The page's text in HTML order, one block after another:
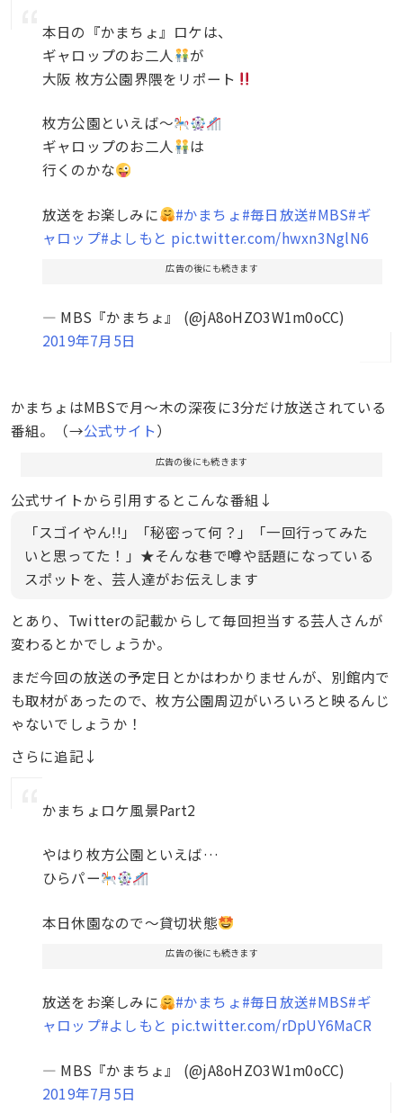
本日の『かまちょ』ロケは、
ギャロップのお二人
が
大阪 枚方公園界隈をリポート
枚方公園といえば～
ギャロップのお二人
は
行くのかな
放送をお楽しみに #かまちょ#毎日放送#MBS#ギ
ャロップ#よしもと pic.twitter.com/hwxn3NglN6
広告の後にも続きます
— MBS『かまちょ』 (@jA8oHZO3W1m0oCC)
2019年7月5日
かまちょはMBSで月〜木の深夜に3分だけ放送されている
番組。（→公式サイト）
広告の後にも続きます
公式サイトから引用するとこんな番組↓
「スゴイやん!!」「秘密って何？」「一回行ってみた
いと思ってた！」★そんな巷で噂や話題になっている
スポットを、芸人達がお伝えします
とあり、Twitterの記載からして毎回担当する芸人さんが
変わるとかでしょうか。
まだ今回の放送の予定日とかはわかりませんが、別館内で
も取材があったので、枚方公園周辺がいろいろと映るんじ
ゃないでしょうか！
さらに追記↓
かまちょロケ風景Part2
やはり枚方公園といえば…
ひらパー
本日休園なので～貸切状態
広告の後にも続きます
放送をお楽しみに #かまちょ#毎日放送#MBS#ギ
ャロップ#よしもと pic.twitter.com/rDpUY6MaCR
— MBS『かまちょ』 (@jA8oHZO3W1m0oCC)
2019年7月5日